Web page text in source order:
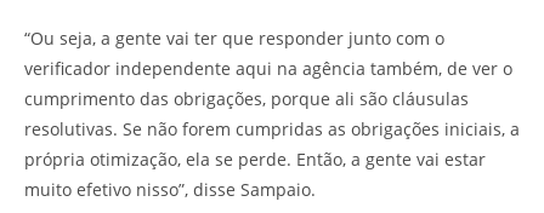
“Ou seja, a gente vai ter que responder junto com o
verificador independente aqui na agência também, de ver o
cumprimento das obrigações, porque ali são cláusulas
resolutivas. Se não forem cumpridas as obrigações iniciais, a
própria otimização, ela se perde. Então, a gente vai estar
muito efetivo nisso”, disse Sampaio.